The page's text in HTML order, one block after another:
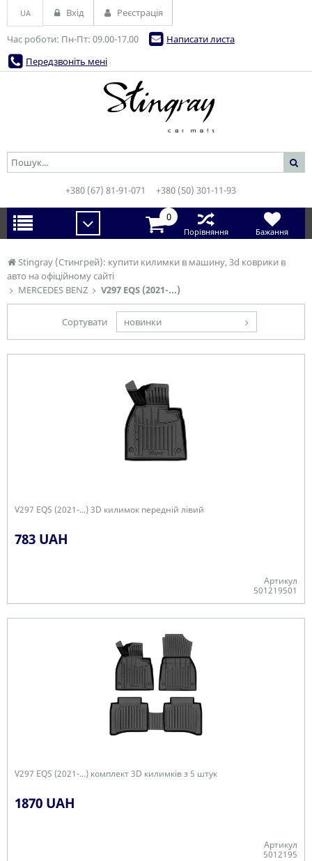
Stingray (Стингрей): купити килимки в машину, 3d коврики в
авто на офіційному сайті
MERCEDES BENZ
V297 EQS (2021-...)
Сортувати новинки
V297 EQS (2021-...) 3D килимок передній лівий
783 UAH
Артикул
501219501
V297 EQS (2021-...) комплект 3D килимків з 5 штук
1870 UAH
Артикул
5012195
Час роботи: Пн-Пт: 09.00-17.00
Написати листа
Передзвоніть мені
UA Вхід Реєстрація
+380 (67) 81-91-071 +380 (50) 301-11-93
0
Порівняння Бажання